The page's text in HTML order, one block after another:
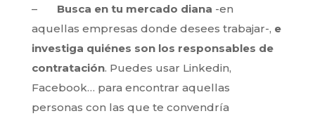
– Busca en tu mercado diana -en
aquellas empresas donde desees trabajar-, e
investiga quiénes son los responsables de
contratación. Puedes usar Linkedin,
Facebook… para encontrar aquellas
personas con las que te convendría